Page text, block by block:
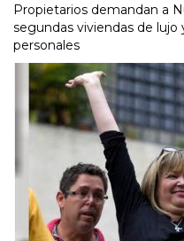
Propietarios demandan a
segundas viviendas de lujo
personales